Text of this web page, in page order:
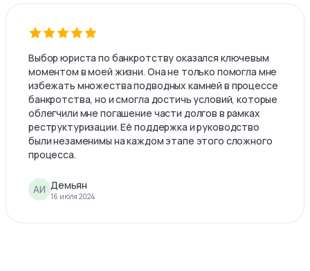
Выбор юриста по банкротству оказался ключевым
моментом в моей жизни. Она не только помогла мне
избежать множества подводных камней в процессе
банкротства, но и смогла достичь условий, которые
облегчили мне погашение части долгов в рамках
реструктуризации. Её поддержка и руководство
были незаменимы на каждом этапе этого сложного
процесса.
АИ Демьян
16 июля 2024